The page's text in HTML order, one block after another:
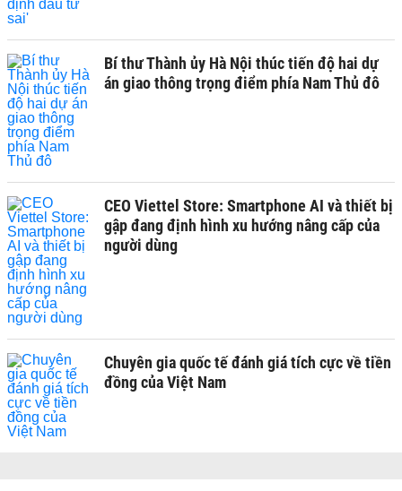
Bí thư Thành ủy Hà Nội thúc tiến độ hai dự
án giao thông trọng điểm phía Nam Thủ đô
CEO Viettel Store: Smartphone AI và thiết bị
gập đang định hình xu hướng nâng cấp của
người dùng
Chuyên gia quốc tế đánh giá tích cực về tiền
đồng của Việt Nam